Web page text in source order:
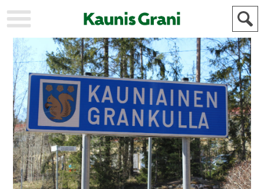
KAUPUNKI
STADEN
AJANKOHTAISTA
AKTUELLT
URHEILU
IDROTT
KULTTUURI
KULTUR
HISTORIA
HISTORIA
YLEINEN
ALLMÄN
MAINOSTAJILLE
FÖR
ANNONSÖRER